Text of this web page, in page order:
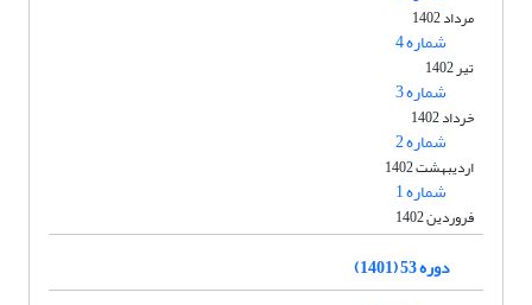
مرداد 1402
شماره 4
تیر 1402
شماره 3
خرداد 1402
شماره 2
اردیبهشت 1402
شماره 1
فروردین 1402
دوره 53 (1401)